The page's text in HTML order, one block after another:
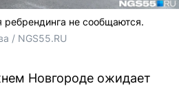
не сообщаются.
/ NGS55.RU
Новгороде ожидает